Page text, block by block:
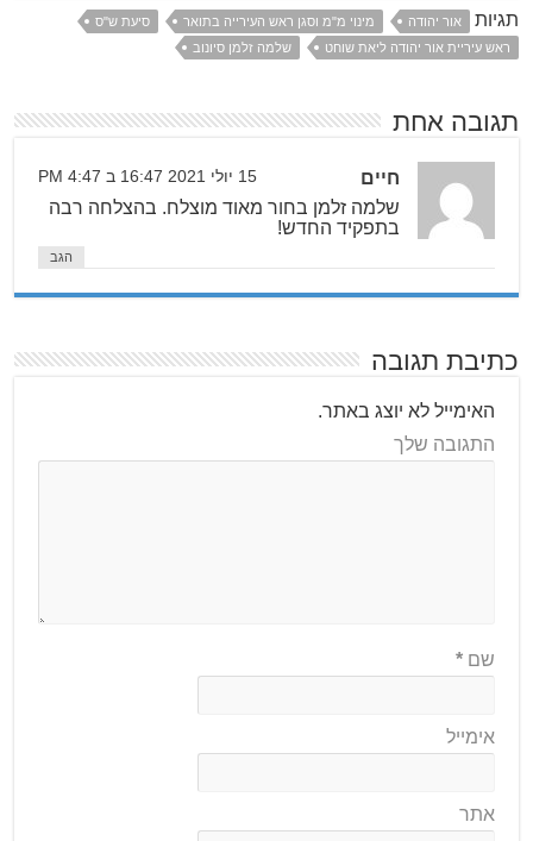
תגיות אור יהודה מינוי מ"מ וסגן ראש העירייה בתואר
סיעת ש"ס
ראש עיריית אור יהודה ליאת שוחט
שלמה זלמן סיונוב
תגובה אחת
חיים 15 יולי 2021 16:47 ב 4:47 PM
שלמה זלמן בחור מאוד מוצלח. בהצלחה רבה
בתפקיד החדש!
הגב
כתיבת תגובה
האימייל לא יוצג באתר.
התגובה שלך
שם*
אימייל
אתר